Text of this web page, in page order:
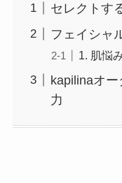
セレクトす
フェイシャ
1. 肌悩
kapilinaオ
力